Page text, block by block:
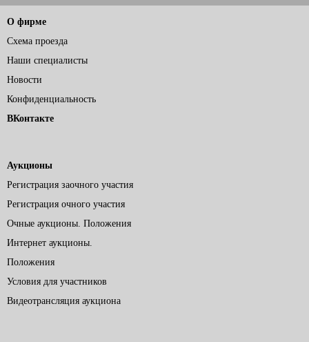
О фирме
Схема проезда
Наши специалисты
Новости
Конфиденциальность
ВКонтакте
Аукционы
Регистрация заочного участия
Регистрация очного участия
Очные аукционы. Положения
Интернет аукционы.
Положения
Условия для участников
Видеотрансляция аукциона